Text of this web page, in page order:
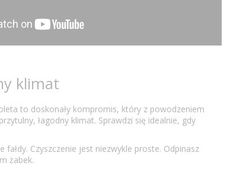
klimat
to doskonały kompromis, który z powodzeniem
łagodny klimat. Sprawdzi się idealnie, gdy
Czyszczenie jest niezwykle proste. Odpinasz
żabek.